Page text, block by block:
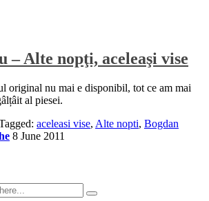
– Alte nopţi, aceleaşi vise
original nu mai e disponibil, tot ce am mai
al piesei.
aceleasi vise, Alte nopti, Bogdan
8 June 2011